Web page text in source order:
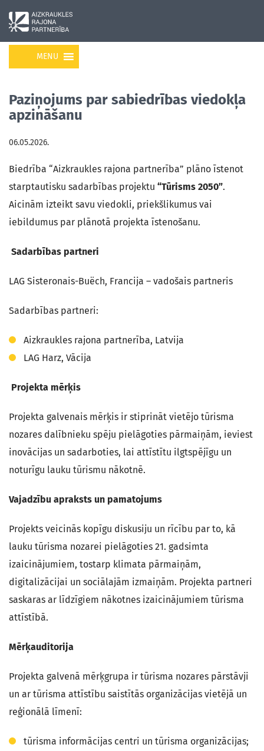
MENU
Paziņojums par sabiedrības viedokļa
apzināšanu
06.05.2026.
Biedrība “Aizkraukles rajona partnerība” plāno īstenot
starptautisku sadarbības projektu “Tūrisms 2050”.
Aicinām izteikt savu viedokli, priekšlikumus vai
iebildumus par plānotā projekta īstenošanu.
Sadarbības partneri
LAG Sisteronais-Buëch, Francija – vadošais partneris
Sadarbības partneri:
Aizkraukles rajona partnerība, Latvija
LAG Harz, Vācija
Projekta mērķis
Projekta galvenais mērķis ir stiprināt vietējo tūrisma
nozares dalībnieku spēju pielāgoties pārmaiņām, ieviest
inovācijas un sadarboties, lai attīstītu ilgtspējīgu un
noturīgu lauku tūrismu nākotnē.
Vajadzību apraksts un pamatojums
Projekts veicinās kopīgu diskusiju un rīcību par to, kā
lauku tūrisma nozarei pielāgoties 21. gadsimta
izaicinājumiem, tostarp klimata pārmaiņām,
digitalizācijai un sociālajām izmaiņām. Projekta partneri
saskaras ar līdzīgiem nākotnes izaicinājumiem tūrisma
attīstībā.
Mērķauditorija
Projekta galvenā mērķgrupa ir tūrisma nozares pārstāvji
un ar tūrisma attīstību saistītās organizācijas vietējā un
reģionālā līmenī:
tūrisma informācijas centri un tūrisma organizācijas;